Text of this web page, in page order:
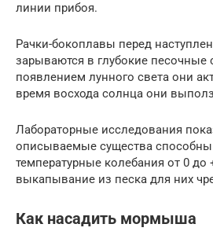
линии прибоя.
Рачки-бокоплавы перед
зарываются в глубокие песочные
появлением лунного света они
время восхода солнца они
Лабораторные исследования
описываемые существа способны
температурные колебания от 0 до
выкапывание из песка для них
Как насадить мормыша